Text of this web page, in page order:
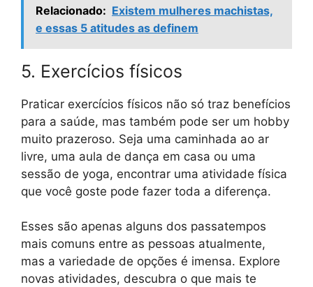
Relacionado: Existem mulheres machistas,
e essas 5 atitudes as definem
5. Exercícios físicos
Praticar exercícios físicos não só traz benefícios
para a saúde, mas também pode ser um hobby
muito prazeroso. Seja uma caminhada ao ar
livre, uma aula de dança em casa ou uma
sessão de yoga, encontrar uma atividade física
que você goste pode fazer toda a diferença.
Esses são apenas alguns dos passatempos
mais comuns entre as pessoas atualmente,
mas a variedade de opções é imensa. Explore
novas atividades, descubra o que mais te